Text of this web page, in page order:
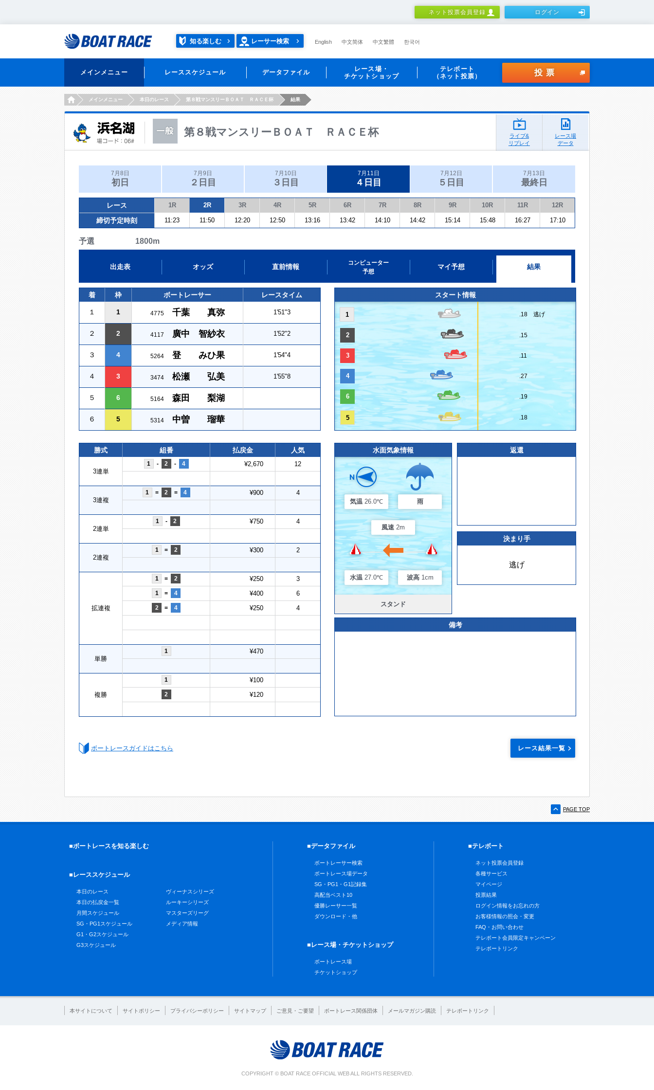
ネット投票会員登録 ログイン
知る楽しむ レーサー検索 English 中文简体 中文繁體 한국어
メインメニュー レーススケジュール データファイル
レース場・
チケットショップ
テレボート
（ネット投票）
投票
HOMEメインメニュー 本日のレース 第８戦マンスリーＢＯＡＴ ＲＡＣＥ杯 結果
第８戦マンスリーＢＯＡＴ ＲＡＣＥ杯
ライブ&
リプレイ
レース場
データ
7月8日
初日
7月9日
２日目
7月10日
３日目
7月11日
４日目
7月12日
５日目
7月13日
最終日
レース 1R 2R 3R 4R 5R 6R 7R 8R 9R 10R 11R 12R
締切予定時刻 11:23 11:50 12:20 12:50 13:16 13:42 14:10 14:42 15:14 15:48 16:27 17:10
予選 1800m
出走表 オッズ 直前情報
コンピューター
予想
マイ予想 結果
着 枠 ボートレーサー レースタイム
１ 1 4775 千葉 真弥 1'51"3
２ 2 4117 廣中 智紗衣 1'52"2
３ 4 5264 登 みひ果 1'54"4
４ 3 3474 松瀬 弘美 1'55"8
５ 6 5164 森田 梨湖
６ 5 5314 中曽 瑠華
スタート情報
1 .18 逃げ
2 .15
3 .11
4 .27
6 .19
5 .18
勝式 組番 払戻金 人気
3連単
1 - 2 - 4 ¥2,670 12
3連複
1 = 2 = 4 ¥900 4
2連単
1 - 2 ¥750 4
2連複
1 = 2 ¥300 2
拡連複
1 = 2 ¥250 3
1 = 4 ¥400 6
2 = 4 ¥250 4
単勝
1 ¥470
複勝
1 ¥100
2 ¥120
水面気象情報
気温 26.0℃ 雨
風速 2m
水温 27.0℃ 波高 1cm
スタンド
返還
決まり手
逃げ
備考
ボートレースガイドはこちら レース結果一覧
PAGE TOP
■ボートレースを知る楽しむ
■レーススケジュール
本日のレース
本日の払戻金一覧
月間スケジュール
SG・PG1スケジュール
G1・G2スケジュール
G3スケジュール
ヴィーナスシリーズ
ルーキーシリーズ
マスターズリーグ
メディア情報
■データファイル
ボートレーサー検索
ボートレース場データ
SG・PG1・G1記録集
高配当ベスト10
優勝レーサー一覧
ダウンロード・他
■レース場・チケットショップ
ボートレース場
チケットショップ
■テレボート
ネット投票会員登録
各種サービス
マイページ
投票結果
ログイン情報をお忘れの方
お客様情報の照会・変更
FAQ・お問い合わせ
テレボート会員限定キャンペーン
テレボートリンク
本サイトについて サイトポリシー プライバシーポリシー サイトマップ ご意見・ご要望 ボートレース関係団体 メールマガジン購読 テレボートリンク
COPYRIGHT © BOAT RACE OFFICIAL WEB ALL RIGHTS RESERVED.